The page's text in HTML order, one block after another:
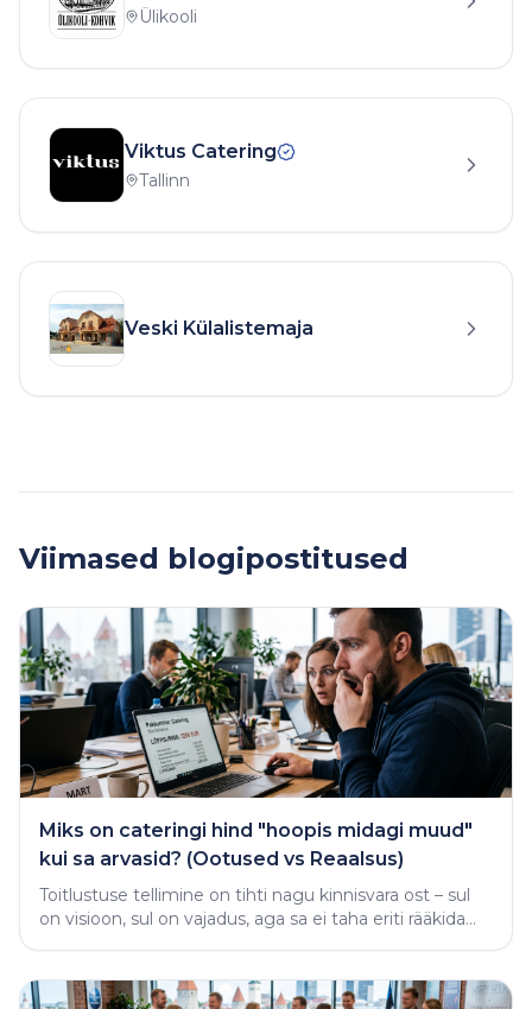
Ülikooli
Viktus Catering
Tallinn
Veski Külalistemaja
Viimased blogipostitused
Miks on cateringi hind "hoopis midagi muud"
kui sa arvasid? (Ootused vs Reaalsus)
Toitlustuse tellimine on tihti nagu kinnisvara ost – sul
on visioon, sul on vajadus, aga sa ei taha eriti rääkida